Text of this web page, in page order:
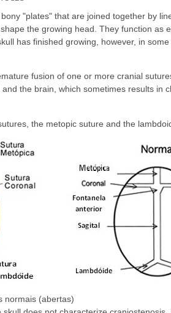
"plates" that are joined together by
the growing head. They function as
has finished growing, however, in
fusion of one or more cranial
the brain, which sometimes results in
the metopic suture and the
normais (abertas)